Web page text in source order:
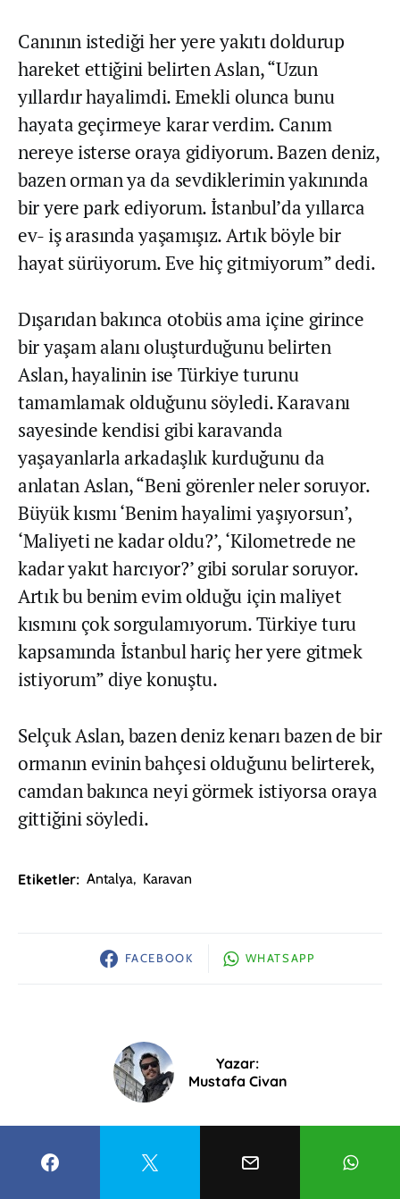
Canının istediği her yere yakıtı doldurup
hareket ettiğini belirten Aslan, “Uzun
yıllardır hayalimdi. Emekli olunca bunu
hayata geçirmeye karar verdim. Canım
nereye isterse oraya gidiyorum. Bazen deniz,
bazen orman ya da sevdiklerimin yakınında
bir yere park ediyorum. İstanbul’da yıllarca
ev- iş arasında yaşamışız. Artık böyle bir
hayat sürüyorum. Eve hiç gitmiyorum” dedi.
Dışarıdan bakınca otobüs ama içine girince
bir yaşam alanı oluşturduğunu belirten
Aslan, hayalinin ise Türkiye turunu
tamamlamak olduğunu söyledi. Karavanı
sayesinde kendisi gibi karavanda
yaşayanlarla arkadaşlık kurduğunu da
anlatan Aslan, “Beni görenler neler soruyor.
Büyük kısmı ‘Benim hayalimi yaşıyorsun’,
‘Maliyeti ne kadar oldu?’, ‘Kilometrede ne
kadar yakıt harcıyor?’ gibi sorular soruyor.
Artık bu benim evim olduğu için maliyet
kısmını çok sorgulamıyorum. Türkiye turu
kapsamında İstanbul hariç her yere gitmek
istiyorum” diye konuştu.
Selçuk Aslan, bazen deniz kenarı bazen de bir
ormanın evinin bahçesi olduğunu belirterek,
camdan bakınca neyi görmek istiyorsa oraya
gittiğini söyledi.
Etiketler: Antalya, Karavan
FACEBOOK WHATSAPP
Yazar:
Mustafa Civan
YORUM YAZ (0)